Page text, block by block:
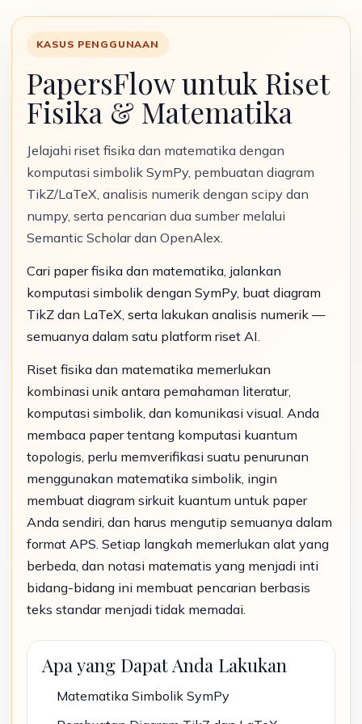
KASUS PENGGUNAAN
PapersFlow untuk Riset
Fisika & Matematika
Jelajahi riset fisika dan matematika dengan
komputasi simbolik SymPy, pembuatan diagram
TikZ/LaTeX, analisis numerik dengan scipy dan
numpy, serta pencarian dua sumber melalui
Semantic Scholar dan OpenAlex.
Cari paper fisika dan matematika, jalankan
komputasi simbolik dengan SymPy, buat diagram
TikZ dan LaTeX, serta lakukan analisis numerik —
semuanya dalam satu platform riset AI.
Riset fisika dan matematika memerlukan
kombinasi unik antara pemahaman literatur,
komputasi simbolik, dan komunikasi visual. Anda
membaca paper tentang komputasi kuantum
topologis, perlu memverifikasi suatu penurunan
menggunakan matematika simbolik, ingin
membuat diagram sirkuit kuantum untuk paper
Anda sendiri, dan harus mengutip semuanya dalam
format APS. Setiap langkah memerlukan alat yang
berbeda, dan notasi matematis yang menjadi inti
bidang-bidang ini membuat pencarian berbasis
teks standar menjadi tidak memadai.
Apa yang Dapat Anda Lakukan
Matematika Simbolik SymPy